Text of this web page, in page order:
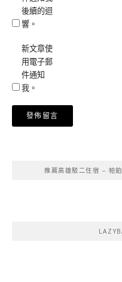
後續的迴
響。
新文章使
用電子郵
件通知
我。
推薦高雄駁二住宿 – 帕